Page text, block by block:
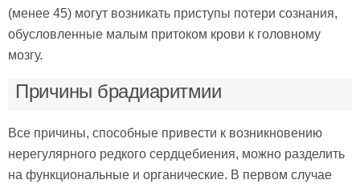
(менее 45) могут возникать приступы потери сознания,
обусловленные малым притоком крови к головному
мозгу.
Причины брадиаритмии
Все причины, способные привести к возникновению
нерегулярного редкого сердцебиения, можно разделить
на функциональные и органические. В первом случае